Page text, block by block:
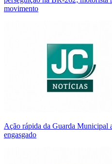
movimento
Ação rápida da Guarda Municipal
engasgado